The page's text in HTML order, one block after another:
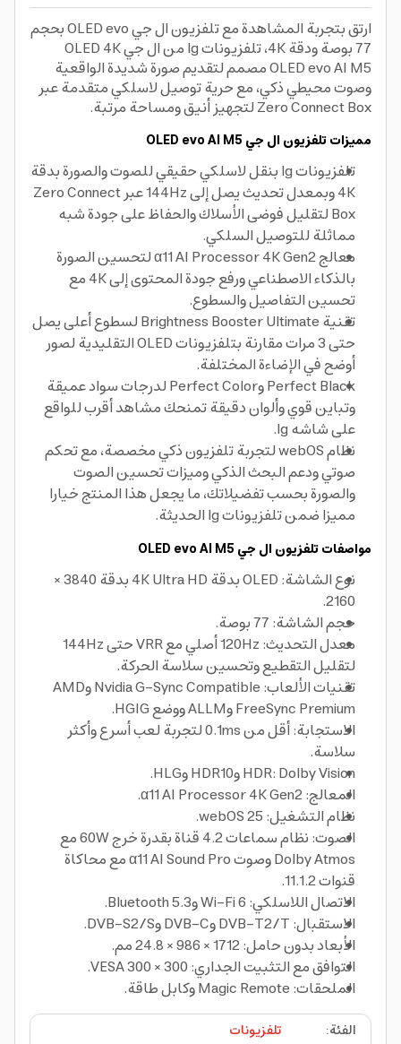
ارتق بتجربة المشاهدة مع تلفزيون ال جي OLED evo بحجم
77 بوصة ودقة 4K، تلفزيونات lg من ال جي OLED 4K
OLED evo AI M5 مصمم لتقديم صورة شديدة الواقعية
وصوت محيطي ذكي، مع حرية توصيل لاسلكي متقدمة عبر
Zero Connect Box لتجهيز أنيق ومساحة مرتبة.
مميزات تلفزيون ال جي OLED evo AI M5
تلفزيونات lg بنقل لاسلكي حقيقي للصوت والصورة بدقة
4K وبمعدل تحديث يصل إلى 144Hz عبر Zero Connect
Box لتقليل فوضى الأسلاك والحفاظ على جودة شبه
مماثلة للتوصيل السلكي.
معالج α11 AI Processor 4K Gen2 لتحسين الصورة
بالذكاء الاصطناعي ورفع جودة المحتوى إلى 4K مع
تحسين التفاصيل والسطوع.
تقنية Brightness Booster Ultimate لسطوع أعلى يصل
حتى 3 مرات مقارنة بتلفزيونات OLED التقليدية لصور
أوضح في الإضاءة المختلفة.
Perfect Black وPerfect Color لدرجات سواد عميقة
وتباين قوي وألوان دقيقة تمنحك مشاهد أقرب للواقع
على شاشه lg.
نظام webOS لتجربة تلفزيون ذكي مخصصة، مع تحكم
صوتي ودعم البحث الذكي وميزات تحسين الصوت
والصورة بحسب تفضيلاتك، ما يجعل هذا المنتج خيارا
مميزا ضمن تلفزيونات lg الحديثة.
مواصفات تلفزيون ال جي OLED evo AI M5
نوع الشاشة: OLED بدقة 4K Ultra HD بدقة 3840 ×
2160.
حجم الشاشة: 77 بوصة.
معدل التحديث: 120Hz أصلي مع VRR حتى 144Hz
لتقليل التقطيع وتحسين سلاسة الحركة.
تقنيات الألعاب: Nvidia G-Sync Compatible وAMD
FreeSync Premium وALLM ووضع HGIG.
الاستجابة: أقل من 0.1ms لتجربة لعب أسرع وأكثر
سلاسة.
HDR: Dolby Vision وHDR10 وHLG.
المعالج: α11 AI Processor 4K Gen2.
نظام التشغيل: webOS 25.
الصوت: نظام سماعات 4.2 قناة بقدرة خرج 60W مع
Dolby Atmos وصوت α11 AI Sound Pro مع محاكاة
قنوات 11.1.2.
الاتصال اللاسلكي: Wi-Fi 6 وBluetooth 5.3.
الاستقبال: DVB-T2/T وDVB-C وDVB-S2/S.
الأبعاد بدون حامل: 1712 × 986 × 24.8 مم.
التوافق مع التثبيت الجداري: VESA 300 × 300.
الملحقات: Magic Remote وكابل طاقة.
الفئة: تلفزيونات